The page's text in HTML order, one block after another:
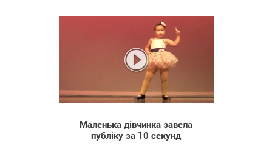
Маленька дівчинка завела
публіку за 10 секунд